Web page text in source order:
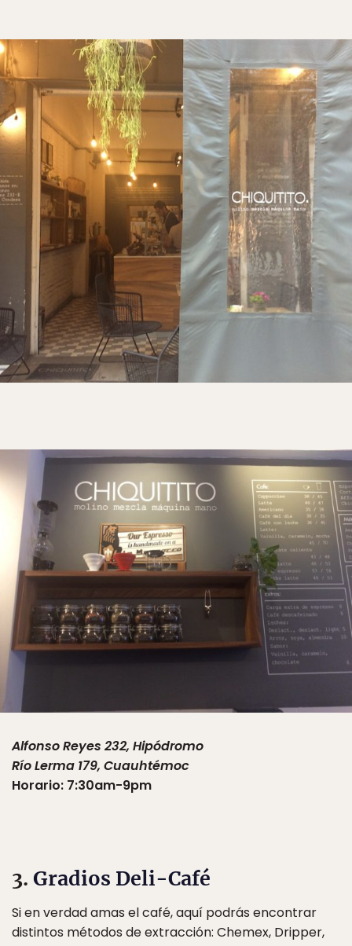
Alfonso Reyes 232, Hipódromo
Río Lerma 179, Cuauhtémoc
Horario: 7:30am-9pm
3. Gradios Deli-Café
Si en verdad amas el café, aquí podrás encontrar
distintos métodos de extracción: Chemex, Dripper,